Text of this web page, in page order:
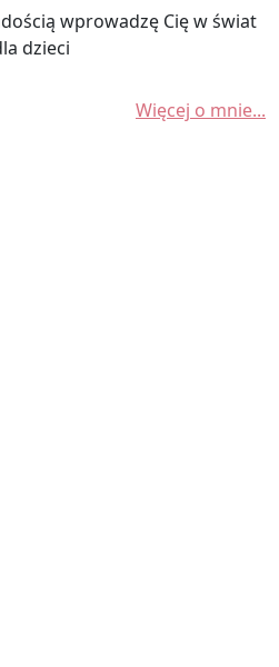
wprowadzę Cię w świat
dzieci
Więcej o mnie...